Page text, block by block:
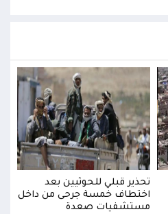
تحذير قبلي للحوثيين بعد
اختطاف خمسة جرحى من داخل
مستشفيات صعدة